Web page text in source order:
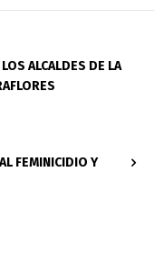
ALCALDES DE LA
FEMINICIDIO Y